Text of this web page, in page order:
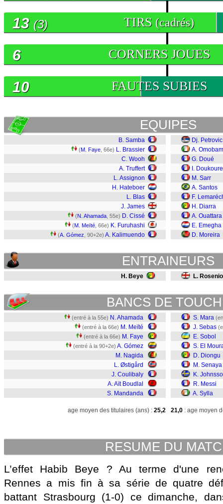
TIRS (cadrés)
13 (3)
CORNERS JOUES
6
FAUTES SUBIES
10
EQUIPES
B. Samba
(M. Faye , 66e) L. Brassier
C. Wooh
A. Truffert
L. Assignon
H. Hateboer
L. Blas
J. James
(N. Ahamada , 55e) D. Cissé
(M. Meïté , 66e) K. Furuhashi
(A. Gómez , 90+2e) A. Kalimuendo
Dj. Petrovic
A.
G. Doué
I. Doukoure
M. Sarr
A. Santos
F.
H. Diarra
A. Ouattara
E. Emegha
D. Moreira
ENTRAINEURS
H. Beye L.
BANCS DE
(entré à la 55e) N. Ahamada
(entré à la 66e) M. Meïté
(entré à la 66e) M. Faye
(entré à la 90+2e) A. Gómez
M. Nagida
L. Østigård
J. Coulibaly
A. Aït Boudlal
S. Mandanda
S. Mara
J. Sebas
E. Sobol
S. El
D. Diongu
M. Senaya
K.
R. Messi
A. Sylla
age moyen des titulaires (ans) : 25,2 21,0 : age moyen
RESUME DU
L’effet Habib Beye ? Au terme d'une
Rennes a mis fin à sa série de quatre
battant Strasbourg (1-0) ce dimanche,